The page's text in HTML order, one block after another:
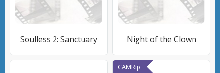
Soulless 2: Sanctuary Night of the Clown
CAMRip